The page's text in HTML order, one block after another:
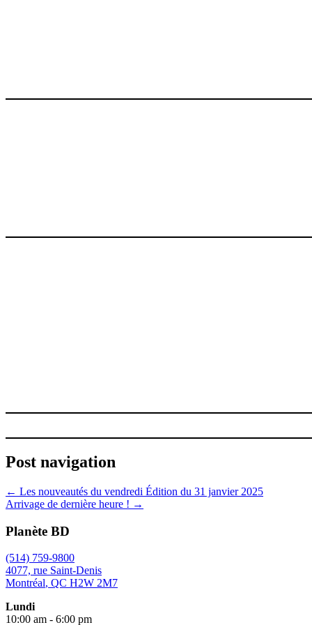
Post navigation
← Les nouveautés du vendredi Édition du 31 janvier 2025
Arrivage de dernière heure ! →
Planète BD
(514) 759-9800
4077, rue Saint-Denis
Montréal, QC H2W 2M7
Lundi
10:00 am - 6:00 pm